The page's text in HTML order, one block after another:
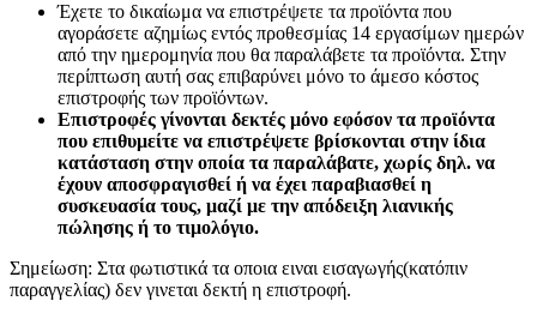
Έχετε το δικαίωμα να επιστρέψετε τα προϊόντα που
αγοράσετε αζημίως εντός προθεσμίας 14 εργασίμων ημερών
από την ημερομηνία που θα παραλάβετε τα προϊόντα. Στην
περίπτωση αυτή σας επιβαρύνει μόνο το άμεσο κόστος
επιστροφής των προϊόντων.
Επιστροφές γίνονται δεκτές μόνο εφόσον τα προϊόντα
που επιθυμείτε να επιστρέψετε βρίσκονται στην ίδια
κατάσταση στην οποία τα παραλάβατε, χωρίς δηλ. να
έχουν αποσφραγισθεί ή να έχει παραβιασθεί η
συσκευασία τους, μαζί με την απόδειξη λιανικής
πώλησης ή το τιμολόγιο.
Σημείωση: Στα φωτιστικά τα οποια ειναι εισαγωγής(κατόπιν
παραγγελίας) δεν γινεται δεκτή η επιστροφή.